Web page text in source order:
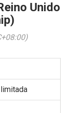
Unido